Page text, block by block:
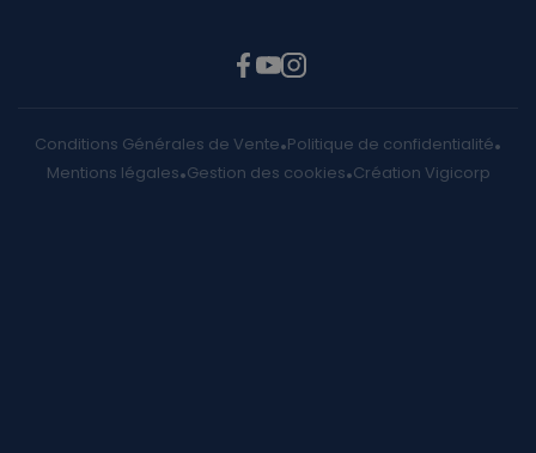
Conditions Générales de Vente Politique de confidentialité
Mentions légales Gestion des cookies Création Vigicorp